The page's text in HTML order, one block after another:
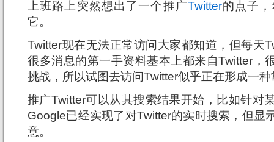
上班路上突然想出了一个推广Twitter的点子
它。
Twitter现在无法正常访问大家都知道，但每天
很多消息的第一手资料基本上都来自Twitter，
挑战，所以试图去访问Twitter似乎正在形成一种
推广Twitter可以从其搜索结果开始，比如针对
Google已经实现了对Twitter的实时搜索，但显
意。